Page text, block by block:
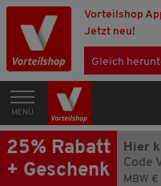
Vorteilshop
Jetzt neu!
Gleich
MENÜ
25% Rabatt
+ Geschenk
Hier
Code
MBW